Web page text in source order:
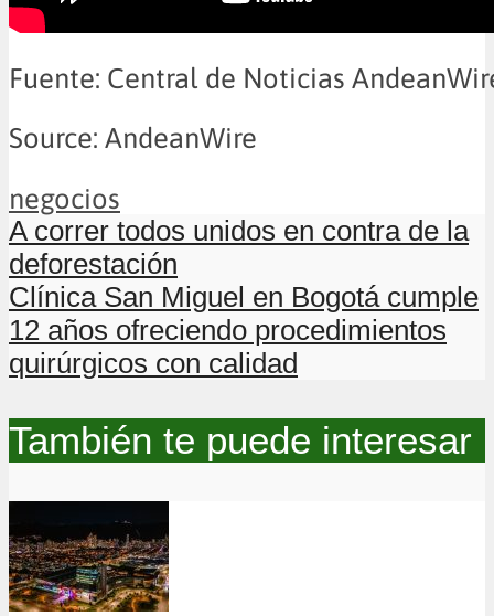
Fuente: Central de Noticias
Source: AndeanWire
negocios
A correr todos unidos en contra de la
deforestación
Clínica San Miguel en Bogotá cumple
12 años ofreciendo procedimientos
quirúrgicos con calidad
También te puede interesar